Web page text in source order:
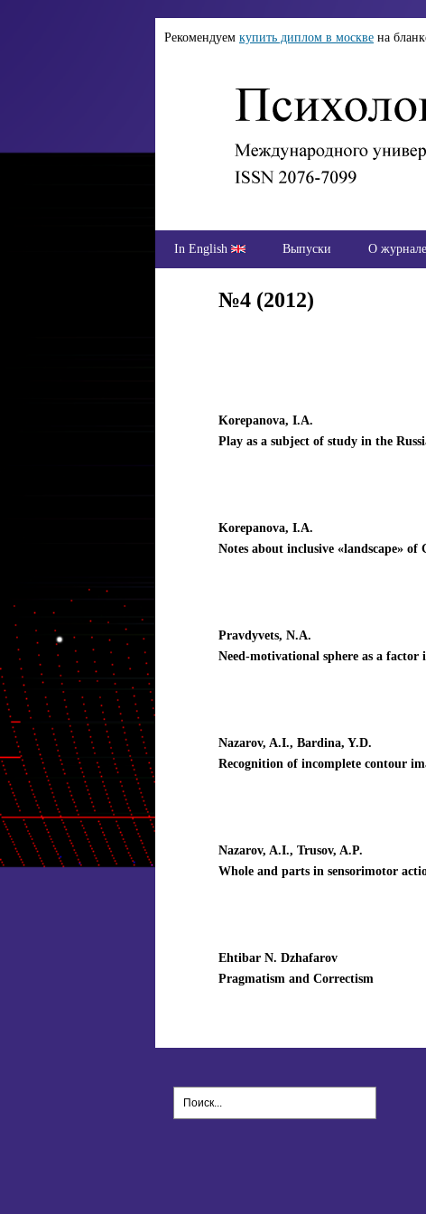
Рекомендуем купить диплом в москве на
In English Выпуски О журнале
№4 (2012)
Korepanova, I.A.
Play as a subject of study in the
Korepanova, I.A.
Notes about inclusive «landscape» of
Pravdyvets, N.A.
Need-motivational sphere as a
Nazarov, A.I., Bardina, Y.D.
Recognition of incomplete contour
Nazarov, A.I., Trusov, A.P.
Whole and parts in sensorimotor
Ehtibar N. Dzhafarov
Pragmatism and Correctism